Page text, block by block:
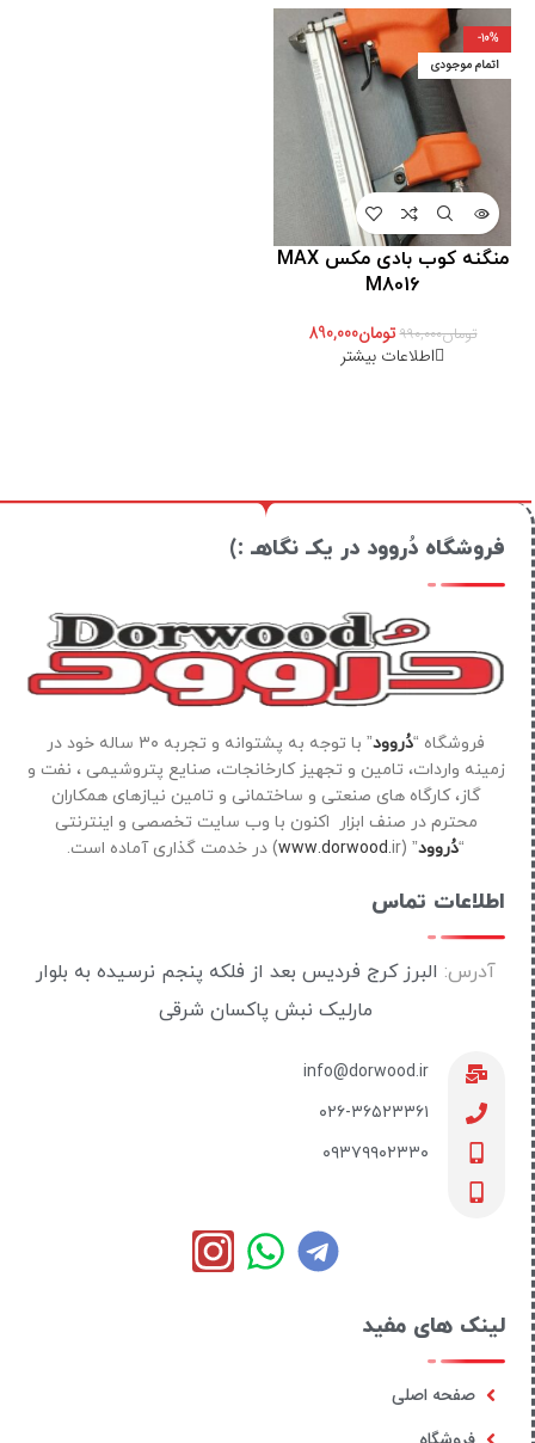
-10%
اتمام موجودی
منگنه کوب بادی مکس MAX
M8016
تومان990,000 تومان890,000
اطلاعات بیشتر
فروشگاه دُروود در یکـ نگاهـ :)
فروشگاه “دُروود
” با توجه به پشتوانه و تجربه ۳۰ ساله خود در
زمینه واردات، تامین و تجهیز کارخانجات، صنایع پتروشیمی ، نفت و
گاز، کارگاه های صنعتی و ساختمانی و تامین نیازهای همکاران
محترم در صنف ابزار اکنون با وب سایت تخصصی و اینترنتی
“دُروود” (
www.dorwood.ir) در خدمت گذاری آماده است.
اطلاعات تماس
آدرس: البرز کرج فردیس بعد از فلکه پنجم نرسیده به بلوار
مارلیک نبش پاکسان شرقی
info@dorwood.ir
۰۲۶-۳۶۵۲۳۳۶۱
۰۹۳۷۹۹۰۲۳۳۰
لینک های مفید
صفحه اصلی